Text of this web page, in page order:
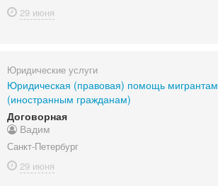
29 июня
Юридические услуги
Юридическая (правовая) помощь мигрантам
(иностранным гражданам)
Договорная
Вадим
Санкт-Петербург
29 июня